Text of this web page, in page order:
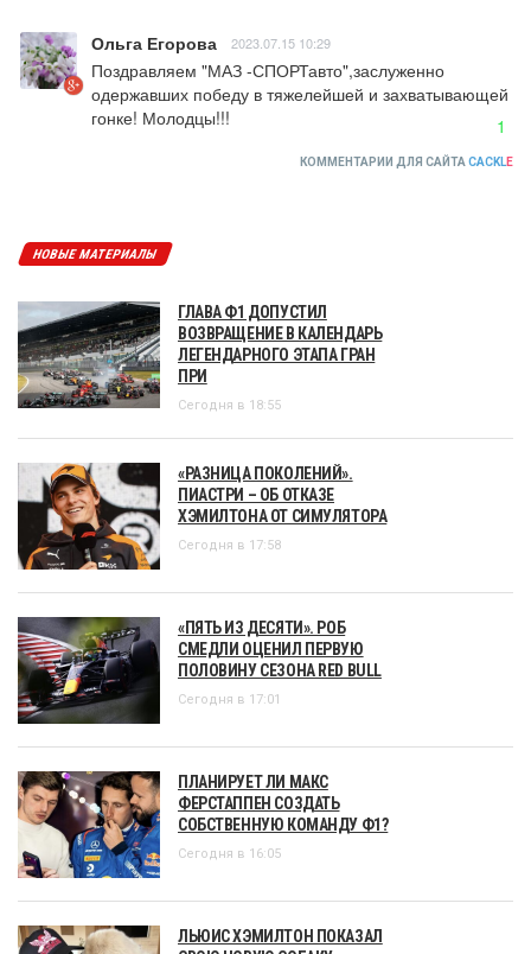
Ольга Егорова 2023.07.15 10:29
Поздравляем "МАЗ -СПОРТавто",заслуженно
одержавших победу в тяжелейшей и захватывающей
гонке! Молодцы!!!
1
КОММЕНТАРИИ ДЛЯ САЙТАCACKLE
НОВЫЕ МАТЕРИАЛЫ
ГЛАВА Ф1 ДОПУСТИЛ
ВОЗВРАЩЕНИЕ В КАЛЕНДАРЬ
ЛЕГЕНДАРНОГО ЭТАПА ГРАН
ПРИ
Сегодня в 18:55
«РАЗНИЦА ПОКОЛЕНИЙ».
ПИАСТРИ – ОБ ОТКАЗЕ
ХЭМИЛТОНА ОТ СИМУЛЯТОРА
Сегодня в 17:58
«ПЯТЬ ИЗ ДЕСЯТИ». РОБ
СМЕДЛИ ОЦЕНИЛ ПЕРВУЮ
ПОЛОВИНУ СЕЗОНА RED BULL
Сегодня в 17:01
ПЛАНИРУЕТ ЛИ МАКС
ФЕРСТАППЕН СОЗДАТЬ
СОБСТВЕННУЮ КОМАНДУ Ф1?
Сегодня в 16:05
ЛЬЮИС ХЭМИЛТОН ПОКАЗАЛ